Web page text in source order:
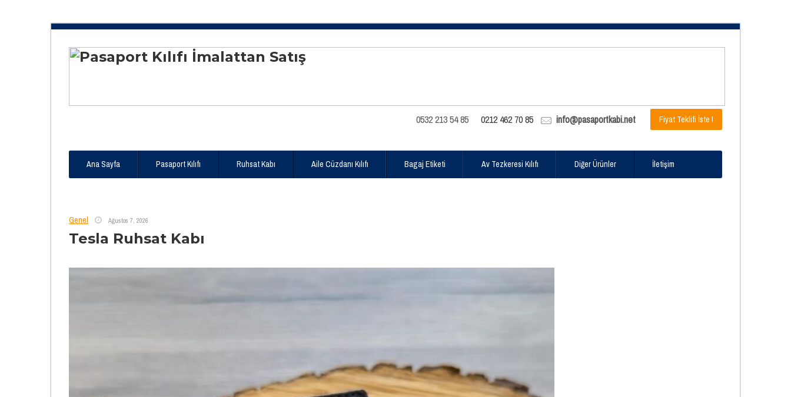
0532 213 54 85 0212 462 70 85 info@pasaportkabi.net Fiyat Teklifi İste !
Ana Sayfa Pasaport Kılıfı Ruhsat Kabı Aile Cüzdanı Kılıfı Bagaj Etiketi Av Tezkeresi Kılıfı Diğer Ürünler İletişim
Genel Ağustos 7, 2026
Tesla Ruhsat Kabı